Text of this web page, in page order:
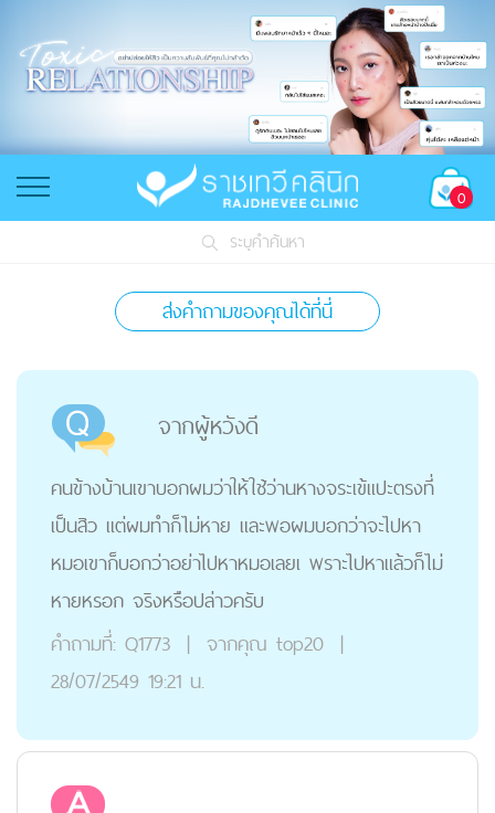
0
ระบุคำค้นหา
ส่งคำถามของคุณได้ที่นี่
จากผู้หวังดี
คนข้างบ้านเขาบอกผมว่าให้ใช้ว่านหางจระเข้แปะตรงที่
เป็นสิว แต่ผมทำก็ไม่หาย และพอผมบอกว่าจะไปหา
หมอเขาก็บอกว่าอย่าไปหาหมอเลยเ พราะไปหาแล้วก็ไม่
หายหรอก จริงหรือปล่าวครับ
คำถามที่: Q1773 | จากคุณ top20 |
28/07/2549 19:21 น.